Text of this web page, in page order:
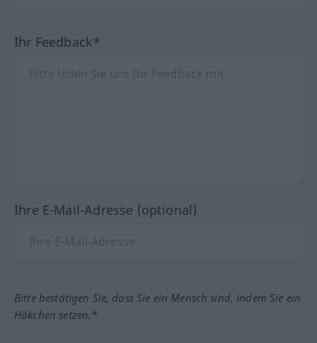
Ihr Feedback*
Ihre E-Mail-Adresse (optional)
Bitte bestätigen Sie, dass Sie ein Mensch sind, indem Sie ein
Häkchen setzen.*